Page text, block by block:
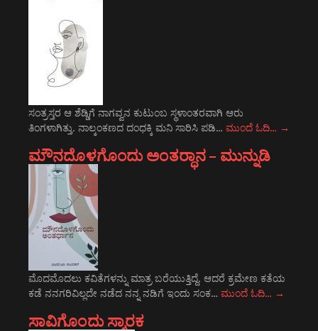
ಸಂತ್ರಸ್ತರ ಆ ಶೆಡ್ಡಿಗೆ ನಾಗವ್ವನ ಕುಟುಂಬ ಸ್ಥಳಾಂತರವಾಗಿ ಆರು
ತಿಂಗಳಾಗಿತ್ತು. ನಾಲ್ಕಂಕಣದ ದಂಧಕ್ಕಿ ಮನಿ ಸಾರಿಸಿ ಪಡಿ… ಮುಂದೆ ಓದಿ… →
ಮೌನದೊಳಗೊಂದು ಅಂತರ್‍ಧಾನ – ಮುನ್ನುಡಿ
ಮೊದಮೊದಲು ಕವಿತೆಗಳನ್ನು ಮಾತ್ರ ಬರೆಯುತ್ತಿದ್ದೆ. ಆದರೆ ಕ್ರಮೇಣ ಕತೆಯ
ಕಡೆ ನನಗರಿವಿಲ್ಲದೇ ನಡೆದ ನನ್ನ ನಡಿಗೆ ಇಂದು ಸಂಕ… ಮುಂದೆ ಓದಿ… →
ಸಾವಿಗೊಂದು ಸ್ಮಾರಕ